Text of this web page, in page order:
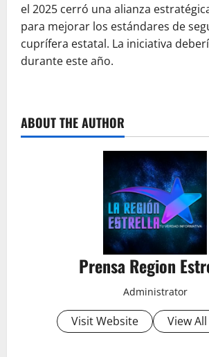
el 2025 cerró una alianza
para mejorar los estándares de
cuprífera estatal. La iniciativa
durante este año.
ABOUT THE AUTHOR
Prensa Region
Administrator
Visit Website View